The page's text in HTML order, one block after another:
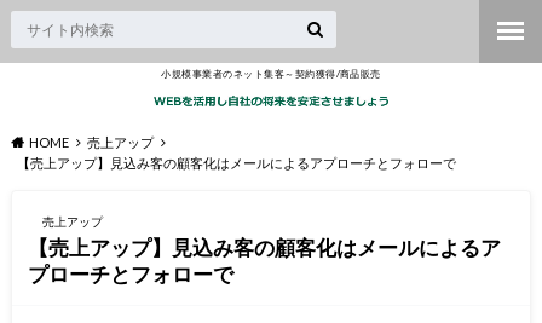
小規模事業者のネット集客～契約獲得/商品販売
HOME
売上アップ
【売上アップ】見込み客の顧客化はメールによるアプローチとフォローで
売上アップ
【売上アップ】見込み客の顧客化はメールによるア
プローチとフォローで